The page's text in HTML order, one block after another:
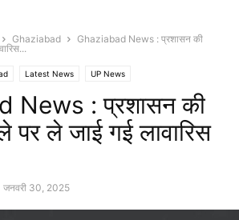
Ghaziabad
Ghaziabad News : प्रशासन की
Latest News UP News
News : प्रशासन की
पर ले जाई गई लावारिस
जनवरी 30, 2025